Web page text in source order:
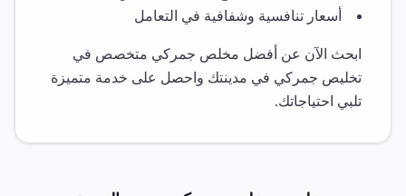
أسعار تنافسية وشفافية في التعامل
ابحث الآن عن أفضل مخلص جمركي متخصص في
تخليص جمركي في مدينتك واحصل على خدمة متميزة
تلبي احتياجاتك.